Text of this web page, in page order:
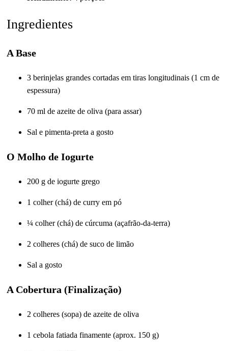
Ingredientes
A Base
3 berinjelas grandes cortadas em tiras longitudinais (1 cm de
espessura)
70 ml de azeite de oliva (para assar)
Sal e pimenta-preta a gosto
O Molho de Iogurte
200 g de iogurte grego
1 colher (chá) de curry em pó
¼ colher (chá) de cúrcuma (açafrão-da-terra)
2 colheres (chá) de suco de limão
Sal a gosto
A Cobertura (Finalização)
2 colheres (sopa) de azeite de oliva
1 cebola fatiada finamente (aprox. 150 g)